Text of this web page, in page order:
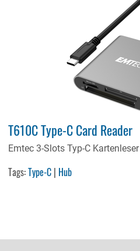
T610C Type-C Card Reader
Emtec 3-Slots Typ-C Kartenleser
Tags:Type-C | Hub